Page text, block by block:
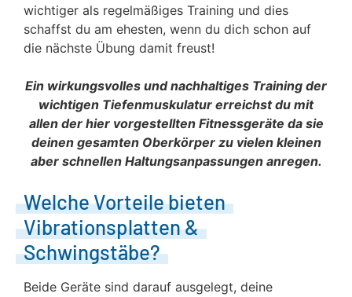
wichtiger als regelmäßiges Training und dies
schaffst du am ehesten, wenn du dich schon auf
die nächste Übung damit freust!
Ein wirkungsvolles und nachhaltiges Training der
wichtigen Tiefenmuskulatur erreichst du mit
allen der hier vorgestellten Fitnessgeräte da sie
deinen gesamten Oberkörper zu vielen kleinen
aber schnellen Haltungsanpassungen anregen.
Welche Vorteile bieten
Vibrationsplatten &
Schwingstäbe?
Beide Geräte sind darauf ausgelegt, deine